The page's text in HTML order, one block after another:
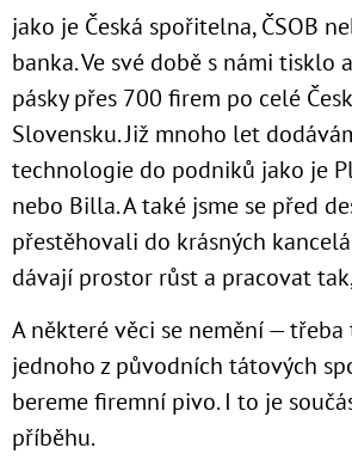
jako je Česká spořitelna, ČSOB
banka. Ve své době s námi
pásky přes 700 firem po celé
Slovensku. Již mnoho let
technologie do podniků jako je
nebo Billa. A také jsme se před
přestěhovali do krásných
dávají prostor růst a pracovat
A některé věci se nemění — třeba
jednoho z původních tátových
bereme firemní pivo. I to je
příběhu.